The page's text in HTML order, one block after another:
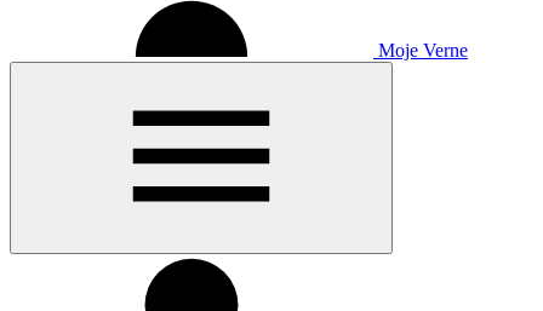
Moje Verne